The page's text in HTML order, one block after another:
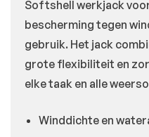
Softshell werkjack
bescherming tegen
gebruik. Het jack
grote flexibiliteit en
elke taak en alle
Winddichte en